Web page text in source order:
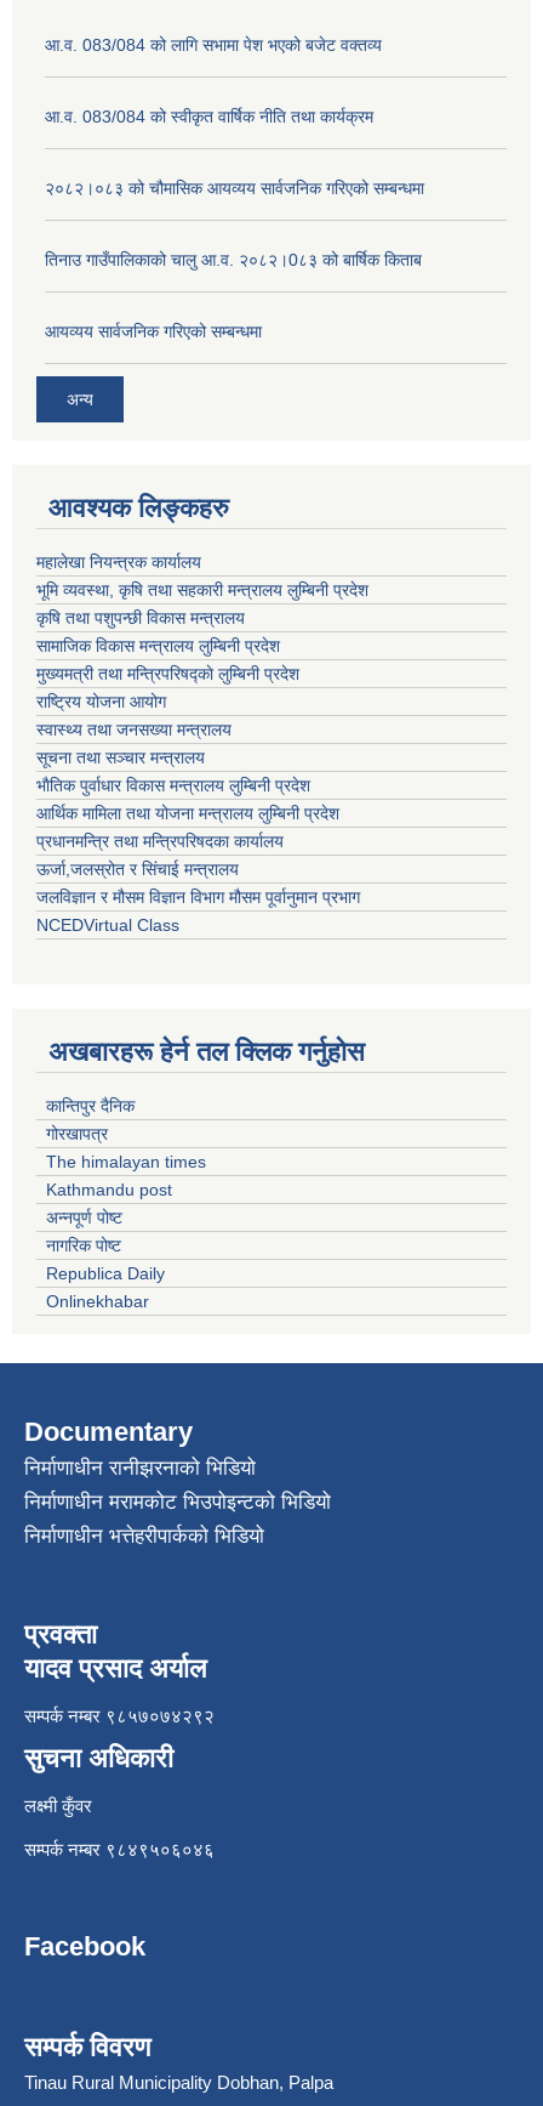
आ.व. 083/084 को लागि सभामा पेश भएको बजेट वक्तव्य
आ.व. 083/084 को स्वीकृत वार्षिक नीति तथा कार्यक्रम
२०८२।०८३ को चौमासिक आयव्यय सार्वजनिक गरिएको सम्बन्धमा
तिनाउ गाउँपालिकाको चालु आ.व. २०८२।0८३ को बार्षिक किताब
आयव्यय सार्वजनिक गरिएको सम्बन्धमा
अन्य
आवश्यक लिङ्कहरु
महालेखा नियन्त्रक कार्यालय
भूमि व्यवस्था, कृषि तथा सहकारी मन्त्रालय लुम्बिनी प्रदेश
कृषि तथा पशुपन्छी विकास मन्त्रालय
सामाजिक विकास मन्त्रालय लुम्बिनी प्रदेश
मुख्यमत्री तथा मन्त्रिपरिषद्काे लुम्बिनी प्रदेश
राष्ट्रिय योजना आयोग
स्वास्थ्य तथा जनसख्या मन्त्रालय
सूचना तथा सञ्चार मन्त्रालय
भाैतिक पुर्वाधार विकास मन्त्रालय लुम्बिनी प्रदेश
आर्थिक मामिला तथा योजना मन्त्रालय लुम्बिनी प्रदेश
प्रधानमन्त्रि तथा मन्त्रिपरिषदका कार्यालय
ऊर्जा,जलस्रोत र सिंचाई मन्त्रालय
जलविज्ञान र मौसम विज्ञान विभाग मौसम पूर्वानुमान प्रभाग
NCEDVirtual Class
अखबारहरू हेर्न तल क्लिक गर्नुहोस
कान्तिपुर दैनिक
गोरखापत्र
The himalayan times
Kathmandu post
अन्नपूर्ण पोष्ट
नागरिक पोष्ट
Republica Daily
Onlinekhabar
Documentary
निर्माणाधीन रानीझरनाको भिडियो
निर्माणाधीन मरामकोट भिउपोइन्टको भिडियो
निर्माणाधीन भत्तेहरीपार्कको भिडियो
प्रवक्ता
यादव प्रसाद अर्याल
सम्पर्क नम्बर ९८५७०७४२९२
सुचना अधिकारी
लक्ष्मी कुँवर
सम्पर्क नम्बर ९८४९५०६०४६
Facebook
सम्पर्क विवरण
Tinau Rural Municipality Dobhan, Palpa